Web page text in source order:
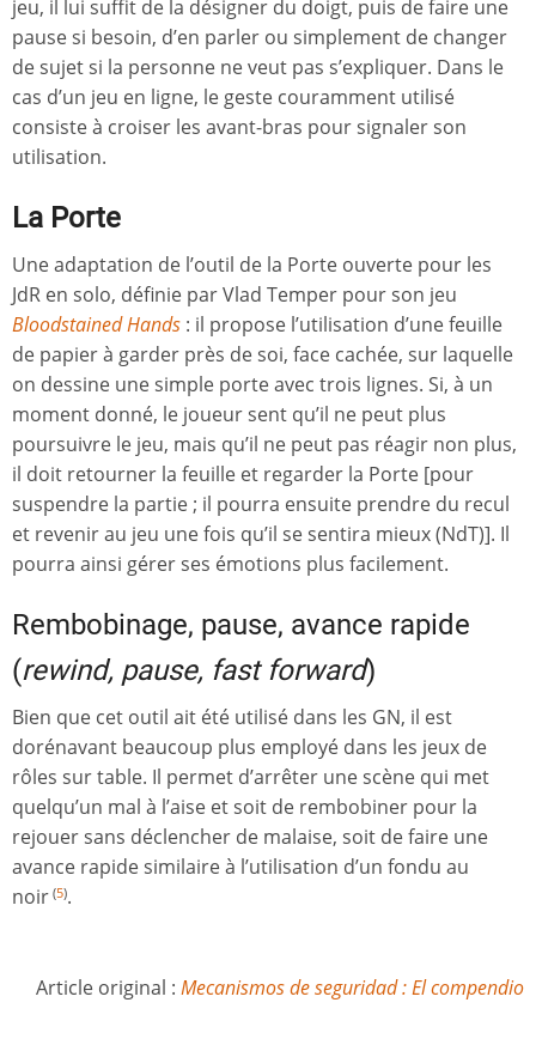
jeu, il lui suffit de la désigner du doigt, puis de faire une
pause si besoin, d’en parler ou simplement de changer
de sujet si la personne ne veut pas s’expliquer. Dans le
cas d’un jeu en ligne, le geste couramment utilisé
consiste à croiser les avant-bras pour signaler son
utilisation.
La Porte
Une adaptation de l’outil de la Porte ouverte pour les
JdR en solo, définie par Vlad Temper pour son jeu
Bloodstained Hands : il propose l’utilisation d’une feuille
de papier à garder près de soi, face cachée, sur laquelle
on dessine une simple porte avec trois lignes. Si, à un
moment donné, le joueur sent qu’il ne peut plus
poursuivre le jeu, mais qu’il ne peut pas réagir non plus,
il doit retourner la feuille et regarder la Porte [pour
suspendre la partie ; il pourra ensuite prendre du recul
et revenir au jeu une fois qu’il se sentira mieux (NdT)]. Il
pourra ainsi gérer ses émotions plus facilement.
Rembobinage, pause, avance rapide
(rewind, pause, fast forward)
Bien que cet outil ait été utilisé dans les GN, il est
dorénavant beaucoup plus employé dans les jeux de
rôles sur table. Il permet d’arrêter une scène qui met
quelqu’un mal à l’aise et soit de rembobiner pour la
rejouer sans déclencher de malaise, soit de faire une
avance rapide similaire à l’utilisation d’un fondu au
noir (5).
Article original : Mecanismos de seguridad : El compendio